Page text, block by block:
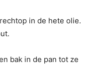
in de hete olie.
bak in de pan tot ze